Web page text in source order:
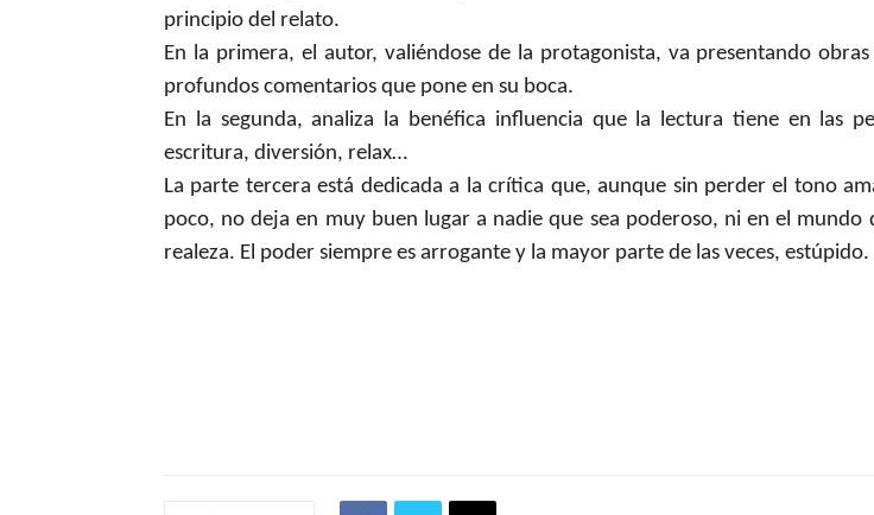
principio del relato.
En la primera, el autor, valiéndose de la protagonista, va presentando
profundos comentarios que pone en su boca.
En la segunda, analiza la benéfica influencia que la lectura tiene en las
escritura, diversión, relax…
La parte tercera está dedicada a la crítica que, aunque sin perder el tono
poco, no deja en muy buen lugar a nadie que sea poderoso, ni en el
realeza. El poder siempre es arrogante y la mayor parte de las veces,